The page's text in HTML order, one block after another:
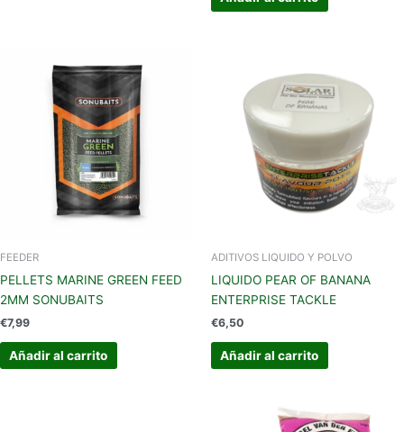
FEEDER
PELLETS MARINE GREEN FEED
2MM SONUBAITS
€7,99
Añadir al carrito
ADITIVOS LIQUIDO Y POLVO
LIQUIDO PEAR OF BANANA
ENTERPRISE TACKLE
€6,50
Añadir al carrito